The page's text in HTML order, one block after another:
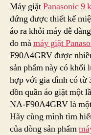
Máy giặtPanasonic 9
đứng được thiết kế
áo ra khỏi máy dễ
do màmáy giặt
F90A4GRV được
sản phẩm này có
hợp với gia đình có từ
dồn quần áo giặt một
NA-F90A4GRV là
Hãy cùng mình tìm
của dòng sản phẩm